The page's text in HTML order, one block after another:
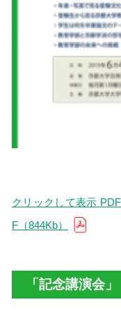
クリックして表示 PDF
F（844Kb）
「記念講演会」